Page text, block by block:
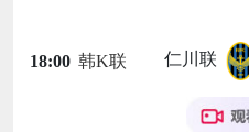
18:00 韩K联 仁川联